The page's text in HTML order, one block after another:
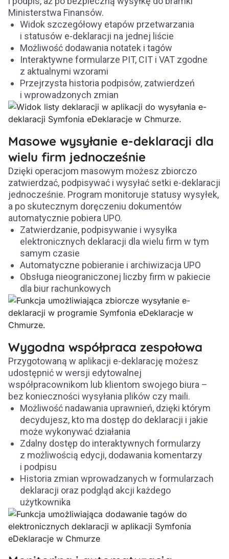
Ministerstwa Finansów.
Widok szczegółowy etapów przetwarzania
i statusów e-deklaracji na jednej liście
Możliwość dodawania notatek i tagów
Interaktywne formularze PIT, CIT i VAT zgodne
z aktualnymi wzorami
Przejrzysta historia podpisów, zatwierdzeń
i wprowadzonych zmian
Masowe wysyłanie e-deklaracji dla
wielu firm jednocześnie
Dzięki operacjom masowym możesz zbiorczo
zatwierdzać, podpisywać i wysyłać setki e-deklaracji
jednocześnie. Program monitoruje statusy wysyłek,
a po skutecznym doręczeniu dokumentów
automatycznie pobiera UPO.
Zatwierdzanie, podpisywanie i wysyłka
elektronicznych deklaracji dla wielu firm w tym
samym czasie
Automatyczne pobieranie i archiwizacja UPO
Obsługa nieograniczonej liczby firm w pakiecie
dla biur rachunkowych
Wygodna współpraca zespołowa
Przygotowaną w aplikacji e-deklarację możesz
udostępnić w wersji edytowalnej
współpracownikom lub klientom swojego biura –
bez konieczności wysyłania plików czy maili.
Możliwość nadawania uprawnień, dzięki którym
decydujesz, kto ma dostęp do deklaracji i jakie
może wykonywać działania
Zdalny dostęp do interaktywnych formularzy
z możliwością edycji, dodawania komentarzy
i podpisu
Historia zmian wprowadzanych w formularzach
deklaracji oraz podgląd akcji każdego
użytkownika